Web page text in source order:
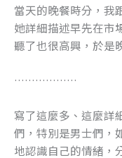
當天的晚餐時分，我
她詳細描述早先在
聽了也很高興，於是
………………
寫了這麼多、這麼詳
們，特別是男士們，
地認識自己的情緒，